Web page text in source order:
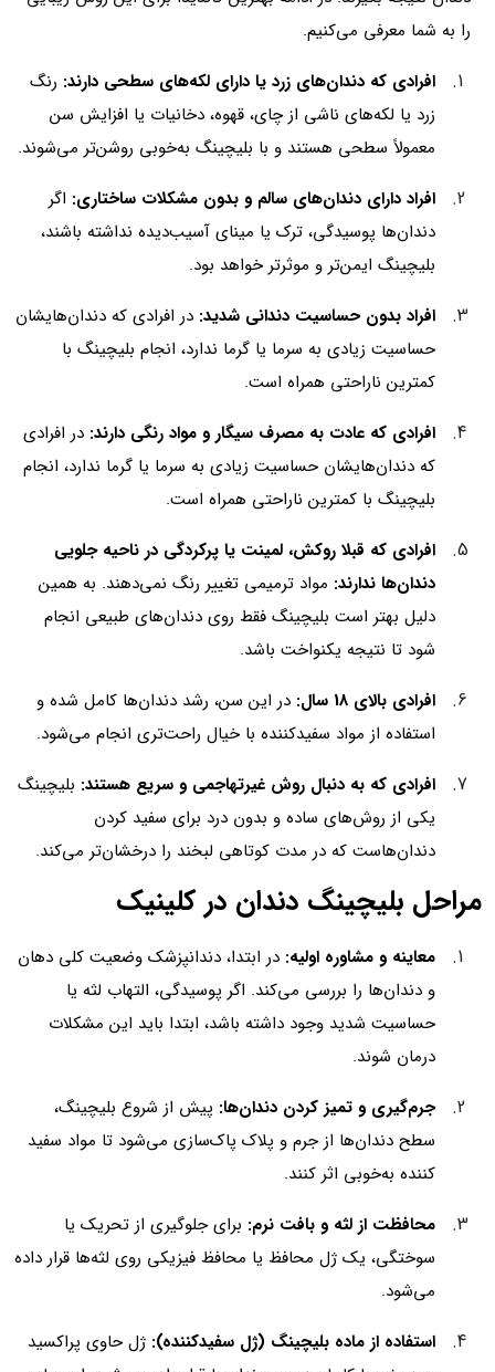
را به شما معرفی می‌کنیم.
افرادی که دندان‌های زرد یا دارای لکه‌های سطحی دارند: رنگ
زرد یا لکه‌های ناشی از چای، قهوه، دخانیات یا افزایش سن
معمولاً سطحی هستند و با بلیچینگ به‌خوبی روشن‌تر می‌شوند.
افراد دارای دندان‌های سالم و بدون مشکلات ساختاری: اگر
دندان‌ها پوسیدگی، ترک یا مینای آسیب‌دیده نداشته باشند،
بلیچینگ ایمن‌تر و موثرتر خواهد بود.
افراد بدون حساسیت دندانی شدید: در افرادی که دندان‌هایشان
حساسیت زیادی به سرما یا گرما ندارد، انجام بلیچینگ با
کمترین ناراحتی همراه است.
افرادی که عادت به مصرف سیگار و مواد رنگی دارند: در افرادی
که دندان‌هایشان حساسیت زیادی به سرما یا گرما ندارد، انجام
بلیچینگ با کمترین ناراحتی همراه است.
افرادی که قبلا روکش، لمینت یا پرکردگی در ناحیه جلویی
دندان‌ها ندارند: مواد ترمیمی تغییر رنگ نمی‌دهند. به همین
دلیل بهتر است بلیچینگ فقط روی دندان‌های طبیعی انجام
شود تا نتیجه یکنواخت باشد.
افرادی بالای 18 سال:
در این سن، رشد دندان‌ها کامل شده و
استفاده از مواد سفیدکننده با خیال راحت‌تری انجام می‌شود.
افرادی که به دنبال روش غیرتهاجمی و سریع هستند: بلیچینگ
یکی از روش‌های ساده و بدون درد برای سفید کردن
دندان‌هاست که در مدت کوتاهی لبخند را درخشان‌تر می‌کند.
مراحل بلیچینگ دندان در کلینیک
معاینه و مشاوره اولیه: در ابتدا، دندانپزشک وضعیت کلی دهان
و دندان‌ها را بررسی می‌کند. اگر پوسیدگی، التهاب لثه یا
حساسیت شدید وجود داشته باشد، ابتدا باید این مشکلات
درمان شوند.
جرم‌گیری و تمیز کردن دندان‌ها: پیش از شروع بلیچینگ،
سطح دندان‌ها از جرم و پلاک پاک‌سازی می‌شود تا مواد سفید
کننده به‌خوبی اثر کنند.
محافظت از لثه و بافت نرم: برای جلوگیری از تحریک یا
سوختگی، یک ژل محافظ یا محافظ فیزیکی روی لثه‌ها قرار داده
می‌شود.
استفاده از ماده بلیچینگ (ژل سفیدکننده): ژل حاوی پراکسید